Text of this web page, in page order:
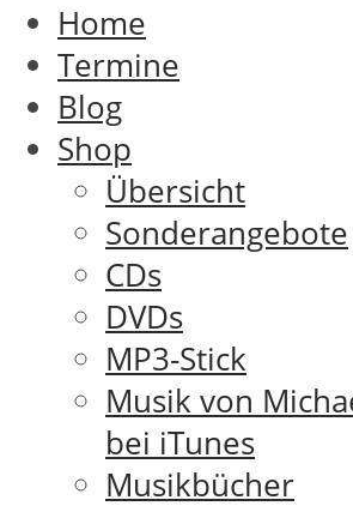
Home
Termine
Blog
Shop
Übersicht
Sonderangebote
CDs
DVDs
MP3-Stick
Musik von
bei iTunes
Musikbücher